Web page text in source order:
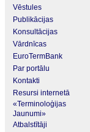
Vēstules
Publikācijas
Konsultācijas
Vārdnīcas
EuroTermBank
Par portālu
Kontakti
Resursi internetā
«Terminoloģijas
Jaunumi»
Atbalstītāji